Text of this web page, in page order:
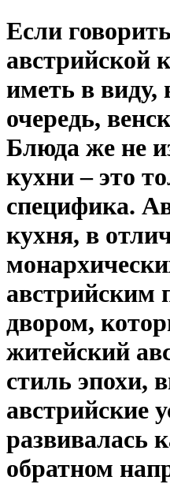
Если
австрийской
иметь в виду,
очередь,
Блюда же не
кухни – это
специфика.
кухня, в
австрийским
двором,
житейский
стиль эпохи,
австрийские
развивалась
обратном